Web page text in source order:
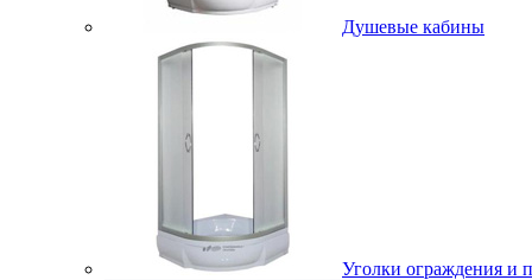
Душевые кабины
Уголки ограждения и